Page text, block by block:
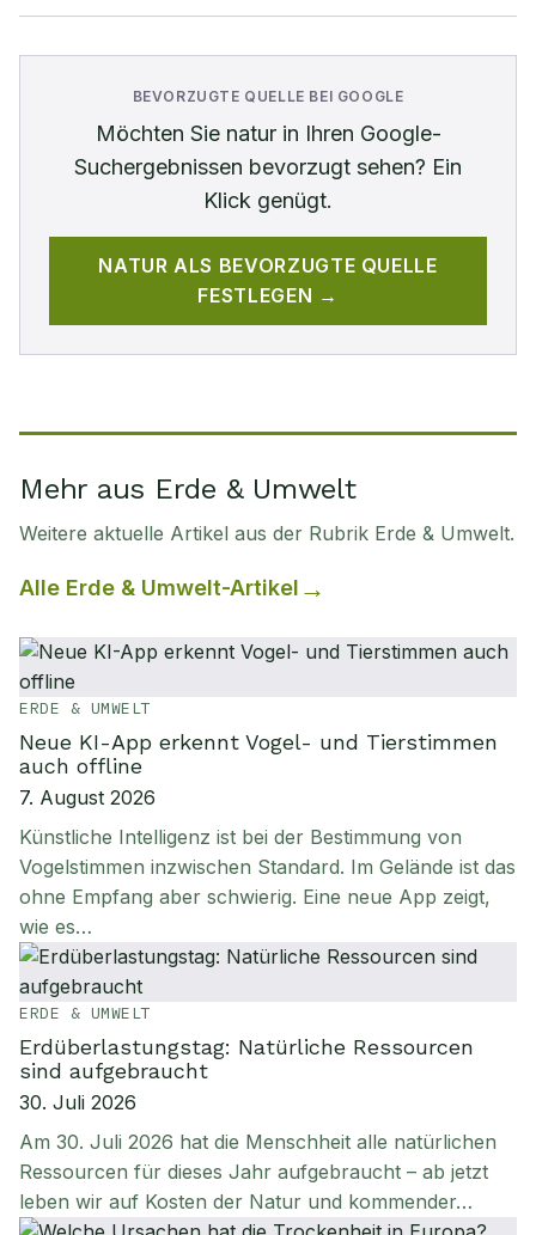
BEVORZUGTE QUELLE BEI GOOGLE
Möchten Sie naturin Ihren Google-
Suchergebnissen bevorzugt sehen? Ein
Klick genügt.
NATUR ALS BEVORZUGTE QUELLE
FESTLEGEN →
Mehr aus Erde & Umwelt
Weitere aktuelle Artikel aus der Rubrik Erde & Umwelt.
Alle Erde & Umwelt-Artikel
ERDE & UMWELT
Neue KI-App erkennt Vogel- und Tierstimmen
auch offline
7. August 2026
Künstliche Intelligenz ist bei der Bestimmung von
Vogelstimmen inzwischen Standard. Im Gelände ist das
ohne Empfang aber schwierig. Eine neue App zeigt,
wie es…
ERDE & UMWELT
Erdüberlastungstag: Natürliche Ressourcen
sind aufgebraucht
30. Juli 2026
Am 30. Juli 2026 hat die Menschheit alle natürlichen
Ressourcen für dieses Jahr aufgebraucht – ab jetzt
leben wir auf Kosten der Natur und kommender…